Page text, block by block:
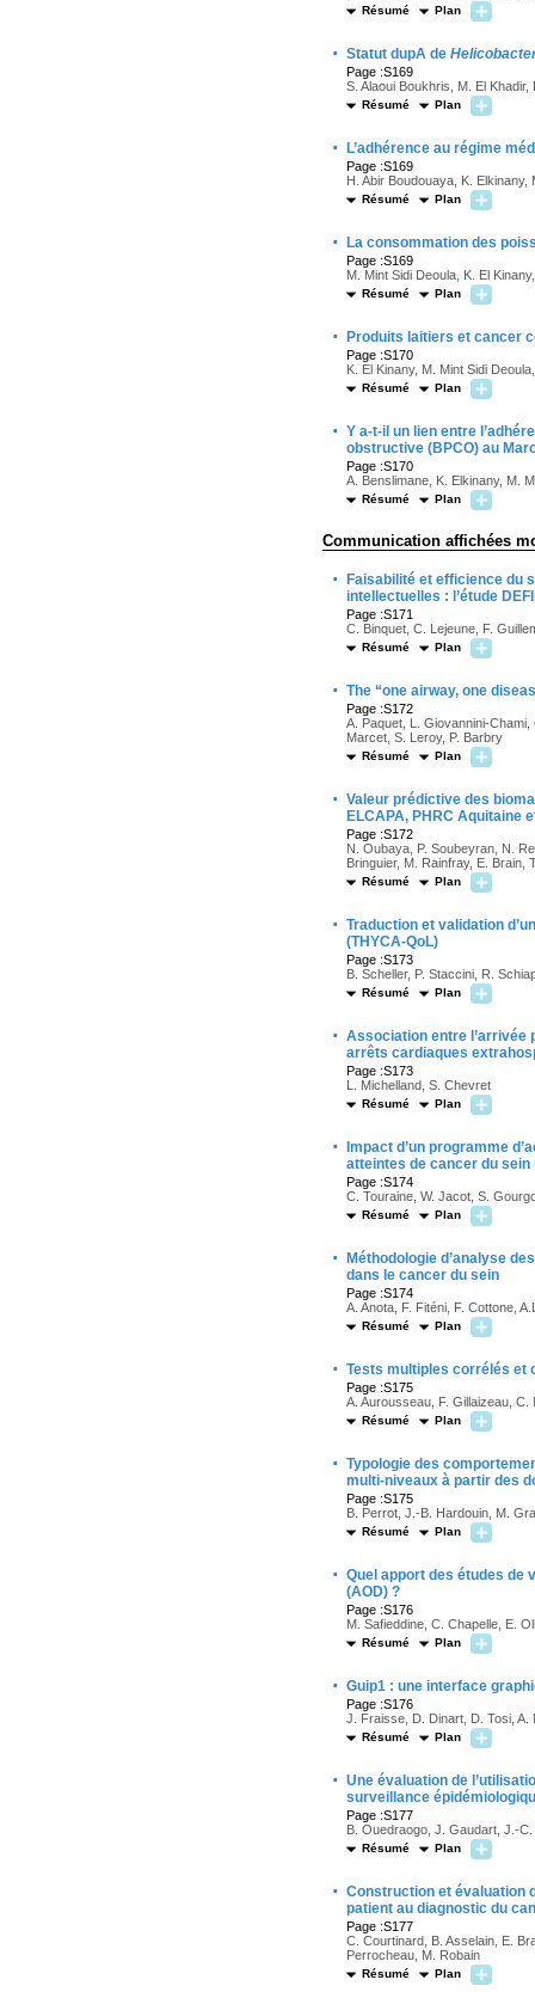
Résumé Plan
· Statut dupA de
Page :S169
S. Alaoui Boukhris, M. El
Résumé Plan
· L’adhérence au régime
Page :S169
H. Abir Boudouaya, K.
Résumé Plan
· La consommation des
Page :S169
M. Mint Sidi Deoula, K. El
Résumé Plan
· Produits laitiers et cancer
Page :S170
K. El Kinany, M. Mint Sidi
Résumé Plan
· Y a-t-il un lien entre
obstructive (BPCO) au
Page :S170
A. Benslimane, K. Elkinany, M.
Résumé Plan
Communication affichées
·
Faisabilité et efficience du
intellectuelles : l’étude
Page :S171
C. Binquet, C. Lejeune, F.
Résumé Plan
· The “one airway, one
Page :S172
A. Paquet, L. Giovannini-
Marcet, S. Leroy, P. Barbry
Résumé Plan
· Valeur prédictive des
ELCAPA, PHRC Aquitaine
Page :S172
N. Oubaya, P. Soubeyran, N.
Bringuier, M. Rainfray, E. Brain,
Résumé Plan
· Traduction et validation
(THYCA-QoL)
Page :S173
B. Scheller, P. Staccini, R.
Résumé Plan
· Association entre l’arrivée
arrêts cardiaques
Page :S173
L. Michelland, S. Chevret
Résumé Plan
·
Impact d’un programme
atteintes de cancer du
Page :S174
C. Touraine, W. Jacot, S.
Résumé Plan
·
Méthodologie d’analyse
dans le cancer du sein
Page :S174
A. Anota, F. Fiténi, F. Cottone,
Résumé Plan
· Tests multiples corrélés et
Page :S175
A. Aurousseau, F. Gillaizeau, C.
Résumé Plan
· Typologie des
multi-niveaux à partir des
Page :S175
B. Perrot, J.-B. Hardouin, M.
Résumé Plan
· Quel apport des études de
(AOD) ?
Page :S176
M. Safieddine, C. Chapelle, E.
Résumé Plan
· Guip1 : une interface
Page :S176
J. Fraisse, D. Dinart, D. Tosi, A.
Résumé Plan
· Une évaluation de
surveillance
Page :S177
B. Ouedraogo, J. Gaudart, J.-
Résumé Plan
· Construction et évaluation
patient au diagnostic du
Page :S177
C. Courtinard, B. Asselain, E.
Perrocheau, M. Robain
Résumé Plan